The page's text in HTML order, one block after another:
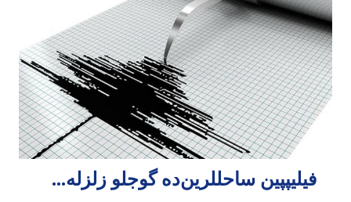
فیلیپپین ساحللرین‌ده گوجلو زلزله...